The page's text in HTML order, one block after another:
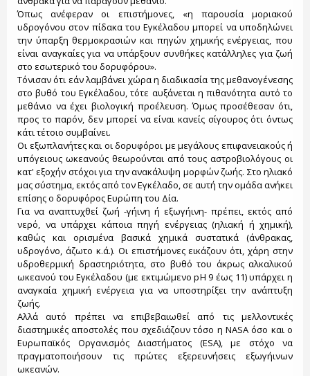
Όπως ανέφεραν οι επιστήμονες, «η παρουσία μοριακού
υδρογόνου στον πίδακα του Εγκέλαδου μπορεί να υποδηλώνει
την ύπαρξη θερμοκρασιών και πηγών χημικής ενέργειας, που
είναι αναγκαίες για να υπάρξουν συνθήκες κατάλληλες για ζωή
στο εσωτερικό του δορυφόρου».
Τόνισαν ότι εάν λαμβάνει χώρα η διαδικασία της μεθανογένεσης
στο βυθό του Εγκέλαδου, τότε αυξάνεται η πιθανότητα αυτό το
μεθάνιο να έχει βιολογική προέλευση. Όμως προσέθεσαν ότι,
προς το παρόν, δεν μπορεί να είναι κανείς σίγουρος ότι όντως
κάτι τέτοιο συμβαίνει.
Οι εξωπλανήτες και οι δορυφόροι με μεγάλους επιφανειακούς ή
υπόγειους ωκεανούς θεωρούνται από τους αστροβιολόγους οι
κατ' εξοχήν στόχοι για την ανακάλυψη μορφών ζωής. Στο ηλιακό
μας σύστημα, εκτός από τον Εγκέλαδο, σε αυτή την ομάδα ανήκει
επίσης ο δορυφόρος Ευρώπη του Δία.
Για να αναπτυχθεί ζωή -γήινη ή εξωγήινη- πρέπει, εκτός από
νερό, να υπάρχει κάποια πηγή ενέργειας (ηλιακή ή χημική),
καθώς και ορισμένα βασικά χημικά συστατικά (άνθρακας,
υδρογόνο, άζωτο κ.ά.). Οι επιστήμονες εικάζουν ότι, χάρη στην
υδροθερμική δραστηριότητα, στο βυθό του άκρως αλκαλικού
ωκεανού του Εγκέλαδου (με εκτιμώμενο pH 9 έως 11) υπάρχει η
αναγκαία χημική ενέργεια για να υποστηρίξει την ανάπτυξη
ζωής.
Αλλά αυτό πρέπει να επιβεβαιωθεί από τις μελλοντικές
διαστημικές αποστολές που σχεδιάζουν τόσο η NASA όσο και ο
Ευρωπαϊκός Οργανισμός Διαστήματος (ESA), με στόχο να
πραγματοποιήσουν τις πρώτες εξερευνήσεις εξωγήινων
ωκεανών.